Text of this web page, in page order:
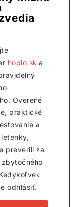
hoplo.sk a
Overené
praktické
a
preverili za
zbytočného
odhlásiť.